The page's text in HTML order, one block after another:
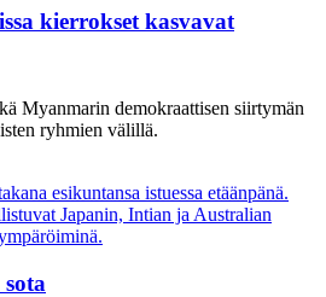
kierrokset kasvavat
Myanmarin demokraattisen siirtymän
ryhmien välillä.